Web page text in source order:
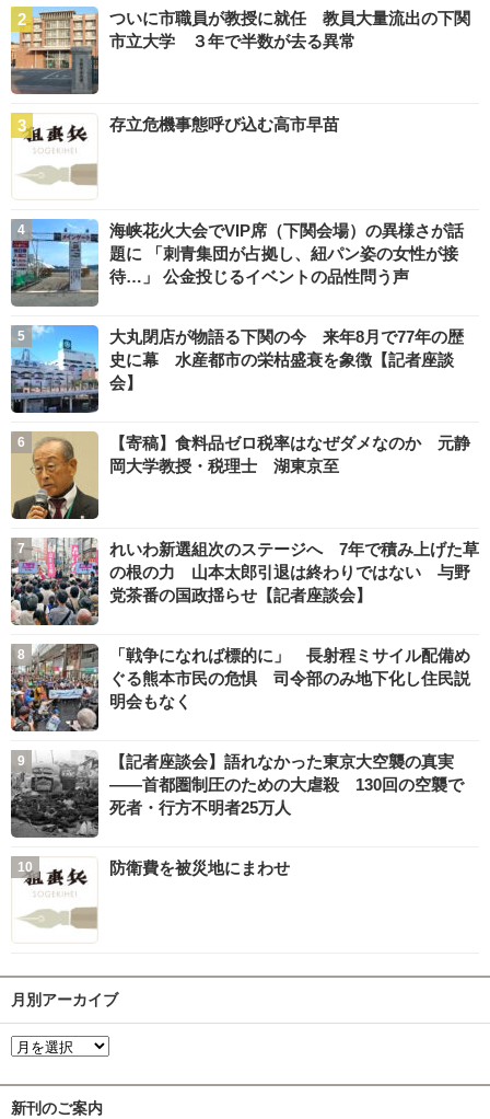
ついに市職員が教授に就任 教員大量流出の下関
市立大学 ３年で半数が去る異常
存立危機事態呼び込む高市早苗
海峡花火大会でVIP席（下関会場）の異様さが話
題に 「刺青集団が占拠し、紐パン姿の女性が接
待…」 公金投じるイベントの品性問う声
大丸閉店が物語る下関の今 来年8月で77年の歴
史に幕 水産都市の栄枯盛衰を象徴【記者座談
会】
【寄稿】食料品ゼロ税率はなぜダメなのか 元静
岡大学教授・税理士 湖東京至
れいわ新選組次のステージへ 7年で積み上げた草
の根の力 山本太郎引退は終わりではない 与野
党茶番の国政揺らせ【記者座談会】
「戦争になれば標的に」 長射程ミサイル配備め
ぐる熊本市民の危惧 司令部のみ地下化し住民説
明会もなく
【記者座談会】語れなかった東京大空襲の真実
――首都圏制圧のための大虐殺 130回の空襲で
死者・行方不明者25万人
防衛費を被災地にまわせ
月別アーカイブ
新刊のご案内